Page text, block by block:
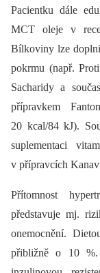
Pacientku dále
MCT oleje v
Bílkoviny lze
pokrmu (např.
Sacharidy a
přípravkem
20 kcal/84 kJ).
suplementaci
v přípravcích
Přítomnost
představuje mj.
onemocnění.
přibližně o 10 %.